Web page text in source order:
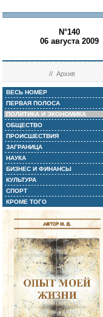
N°140
06 августа 2009
//Архив
ВЕСЬ НОМЕР
ПЕРВАЯ ПОЛОСА
ПОЛИТИКА И ЭКОНОМИКА
ОБЩЕСТВО
ПРОИСШЕСТВИЯ
ЗАГРАНИЦА
НАУКА
БИЗНЕС И ФИНАНСЫ
КУЛЬТУРА
СПОРТ
КРОМЕ ТОГО